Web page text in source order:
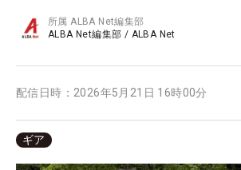
所属ALBA Net編集部
ALBA Net編集部 / ALBA Net
配信日時： 2026年5月21日 16時00分
ギア